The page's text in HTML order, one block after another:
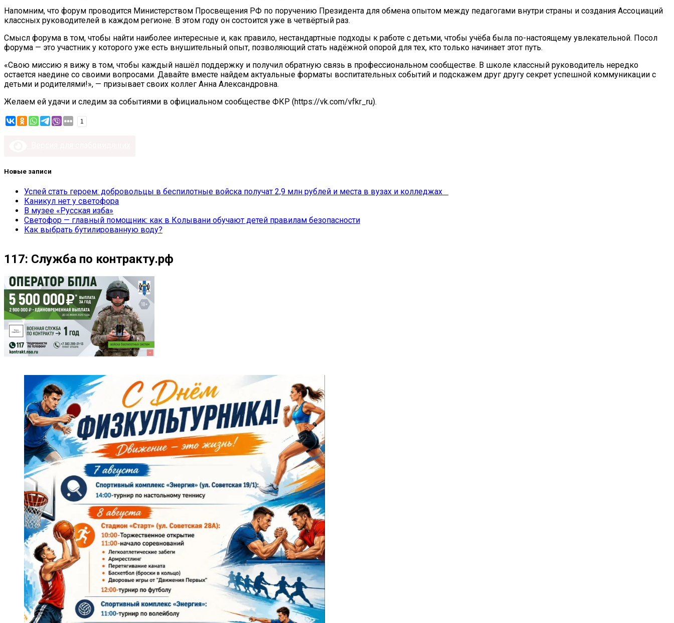
Напомним, что форум проводится Министерством Просвещения РФ по поручению Президента для обмена опытом между педагогами внутри страны и создания Ассоциаций
классных руководителей в каждом регионе. В этом году он состоится уже в четвёртый раз.
Смысл форума в том, чтобы найти наиболее интересные и, как правило, нестандартные подходы к работе с детьми, чтобы учёба была по-настоящему увлекательной. Посол
форума — это участник у которого уже есть внушительный опыт, позволяющий стать надёжной опорой для тех, кто только начинает этот путь.
«Свою миссию я вижу в том, чтобы каждый нашёл поддержку и получил обратную связь в профессиональном сообществе. В школе классный руководитель нередко
остается наедине со своими вопросами. Давайте вместе найдем актуальные форматы воспитательных событий и подскажем друг другу секрет успешной коммуникации с
детьми и родителями!», — призывает своих коллег Анна Александровна.
Желаем ей удачи и следим за событиями в официальном сообществе ФКР (https://vk.com/vfkr_ru).
1
Новые записи
Успей стать героем: добровольцы в беспилотные войска получат 2,9 млн рублей и места в вузах и колледжах
Каникул нет у светофора
В музее «Русская изба»
Светофор — главный помощник: как в Колывани обучают детей правилам безопасности
Как выбрать бутилированную воду?
117: Служба по контракту.рф